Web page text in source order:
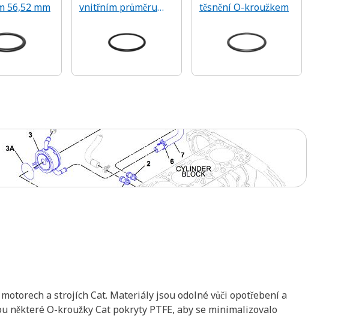
56,52 mm
vnitřním průměru
těsnění O-kroužkem
a strojích Cat. Materiály jsou odolné vůči opotřebení a
O-kroužky Cat pokryty PTFE, aby se minimalizovalo